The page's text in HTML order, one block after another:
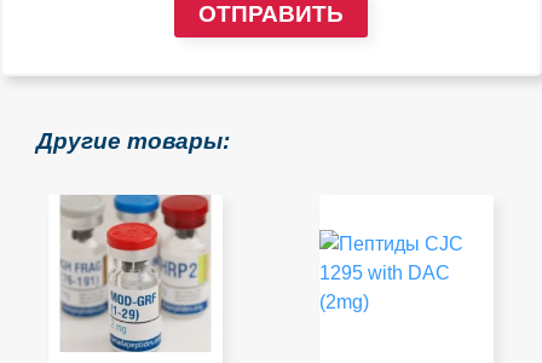
ОТПРАВИТЬ
Другие товары: